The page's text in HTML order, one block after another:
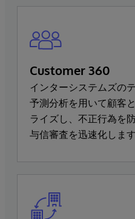
Customer 360
インターシステムズの
予測分析を用いて顧客
ライズし、不正行為を
与信審査を迅速化します